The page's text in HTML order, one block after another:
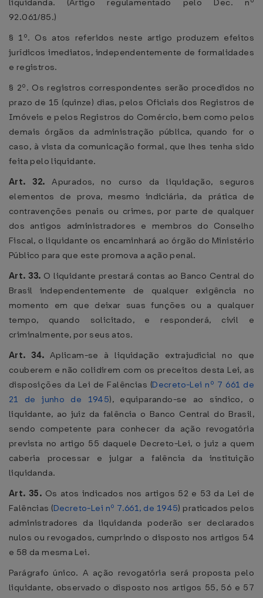
liquidanda. (Artigo regulamentado pelo Dec. nº
92.061/85.)
§ 1º. Os atos referidos neste artigo produzem efeitos
jurídicos imediatos, independentemente de formalidades
e registros.
§ 2º. Os registros correspondentes serão procedidos no
prazo de 15 (quinze) dias, pelos Oficiais dos Registros de
Imóveis e pelos Registros do Comércio, bem como pelos
demais órgãos da administração pública, quando for o
caso, à vista da comunicação formal, que lhes tenha sido
feita pelo liquidante.
Art. 32.Apurados, no curso da liquidação, seguros
elementos de prova, mesmo indiciária, da prática de
contravenções penais ou crimes, por parte de qualquer
dos antigos administradores e membros do Conselho
Fiscal, o liquidante os encaminhará ao órgão do Ministério
Público para que este promova a ação penal.
Art. 33. O liquidante prestará contas ao Banco Central do
Brasil independentemente de qualquer exigência no
momento em que deixar suas funções ou a qualquer
tempo, quando solicitado, e responderá, civil e
criminalmente, por seus atos.
Art. 34. Aplicam-se à liquidação extrajudicial no que
couberem e não colidirem com os preceitos desta Lei, as
disposições da Lei de Falências (Decreto-Lei nº 7 661 de
21 de junho de 1945), equiparando-se ao síndico, o
liquidante, ao juiz da falência o Banco Central do Brasil,
sendo competente para conhecer da ação revogatória
prevista no artigo 55 daquele Decreto-Lei, o juiz a quem
caberia processar e julgar a falência da instituição
liquidanda.
Art. 35. Os atos indicados nos artigos 52 e 53 da Lei de
Falências (Decreto-Lei nº 7.661, de 1945) praticados pelos
administradores da liquidanda poderão ser declarados
nulos ou revogados, cumprindo o disposto nos artigos 54
e 58 da mesma Lei.
Parágrafo único. A ação revogatória será proposta pelo
liquidante, observado o disposto nos artigos 55, 56 e 57